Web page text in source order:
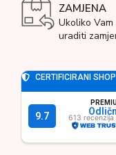
ZAMJENA
Ukoliko
uraditi